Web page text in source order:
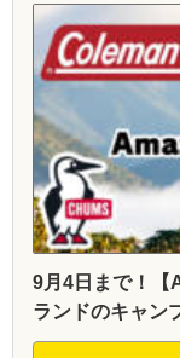
9月4日まで！【
ランドのキャン